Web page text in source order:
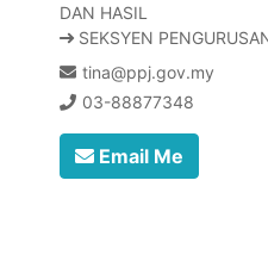
DAN HASIL
SEKSYEN
tina@ppj.gov.my
03-88877348
Email Me